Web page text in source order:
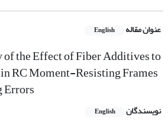
عنوان مقاله English
the Effect of Fiber Additives to
RC Moment-Resisting Frames
نویسندگان English